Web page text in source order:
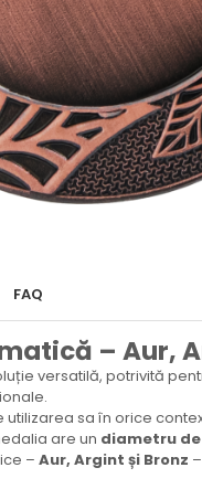
FAQ
– Aur,
versatilă, potrivită
sa în orice
are un diametru
– Aur, Argint și Bronz